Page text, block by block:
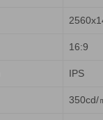
16:9
IPS
350cd/